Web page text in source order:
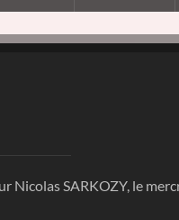
Nicolas SARKOZY, le